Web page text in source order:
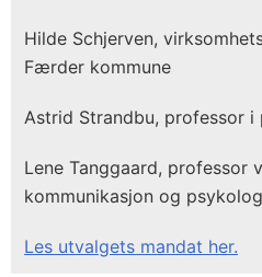
Hilde Schjerven,
Færder kommune
Astrid Strandbu, professor
Lene Tanggaard, professor
kommunikasjon og
Les utvalgets mandat her.